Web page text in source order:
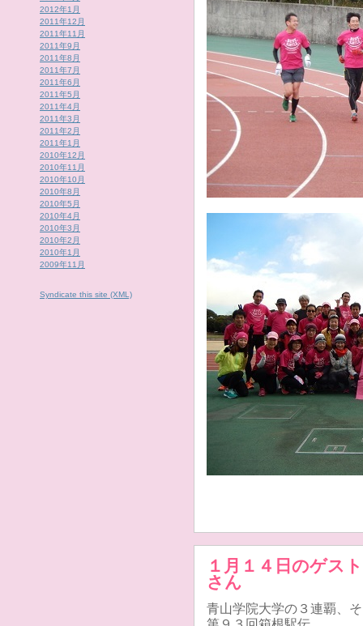
2012年1月
2011年12月
2011年11月
2011年9月
2011年8月
2011年7月
2011年6月
2011年5月
2011年4月
2011年3月
2011年2月
2011年1月
2010年12月
2010年11月
2010年10月
2010年8月
2010年5月
2010年4月
2010年3月
2010年2月
2010年1月
2009年11月
Syndicate this site (XML)
１月１４日のゲス
さん
青山学院大学の３連覇、